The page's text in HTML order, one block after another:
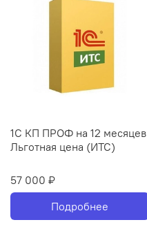
1С КП ПРОФ на 12 месяцев
Льготная цена (ИТС)
57 000 ₽
Подробнее